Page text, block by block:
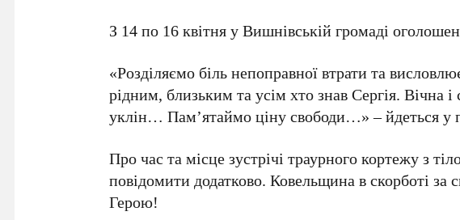
З 14 по 16 квітня у Вишнівській громаді
«Розділяємо біль непоправної втрати та
рідним, близьким та усім хто знав Сергія. Вічна
уклін… Пам’ятаймо ціну свободи…»– йдеться у
Про час та місце зустрічі траурного кортежу з
повідомити додатково. Ковельщина в скорботі за
Герою!